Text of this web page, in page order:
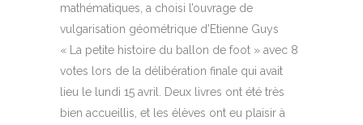
mathématiques, a choisi l’ouvrage de
vulgarisation géométrique d’Etienne Guys
« La petite histoire du ballon de foot » avec 8
votes
lors de la délibération finale qui avait
lieu le lundi 15 avril. Deux livres ont été très
bien accueillis, et les élèves ont eu plaisir à